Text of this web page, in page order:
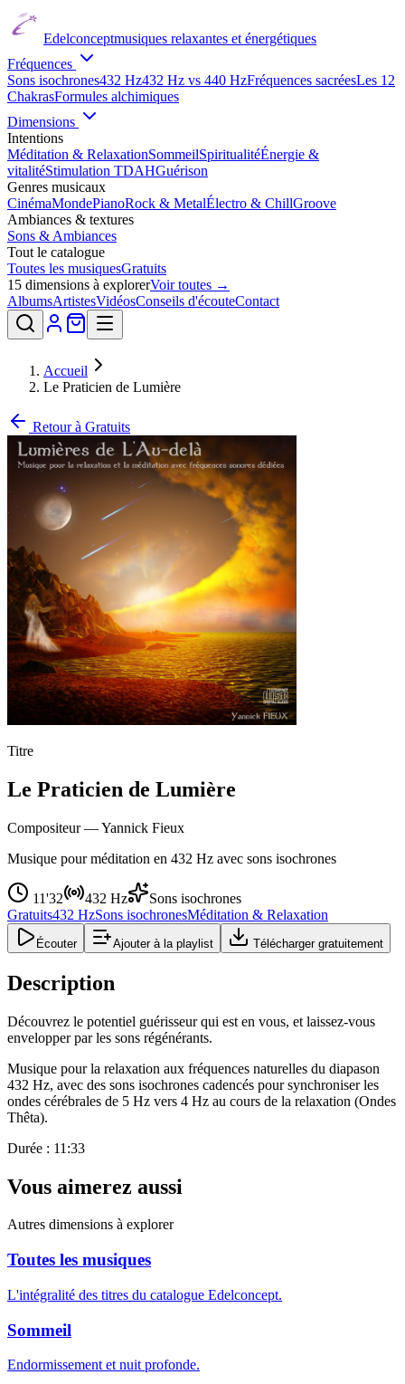
Edelconceptmusiques relaxantes et énergétiques
Fréquences
Sons isochrones432 Hz432 Hz vs 440 HzFréquences sacréesLes 12
ChakrasFormules alchimiques
Dimensions
Intentions
Méditation & RelaxationSommeilSpiritualitéÉnergie &
vitalitéStimulation TDAHGuérison
Genres musicaux
CinémaMondePianoRock & MetalÉlectro & ChillGroove
Ambiances & textures
Sons & Ambiances
Tout le catalogue
Toutes les musiquesGratuits
15 dimensions à explorerVoir toutes →
AlbumsArtistesVidéosConseils d'écouteContact
Accueil
Le Praticien de Lumière
Retour à Gratuits
Titre
Le Praticien de Lumière
Compositeur —Yannick Fieux
Musique pour méditation en 432 Hz avec sons isochrones
11'32 432 Hz
Sons isochrones
Gratuits432 HzSons isochronesMéditation & Relaxation
Écouter Ajouter à la playlist Télécharger gratuitement
Description
Découvrez le potentiel guérisseur qui est en vous, et laissez-vous
envelopper par les sons régénérants.
Musique pour la relaxation aux fréquences naturelles du diapason
432 Hz, avec des sons isochrones cadencés pour synchroniser les
ondes cérébrales de 5 Hz vers 4 Hz au cours de la relaxation (Ondes
Thêta).
Durée : 11:33
Vous aimerez aussi
Autres dimensions à explorer
Toutes les musiques
L'intégralité des titres du catalogue Edelconcept.
Sommeil
Endormissement et nuit profonde.